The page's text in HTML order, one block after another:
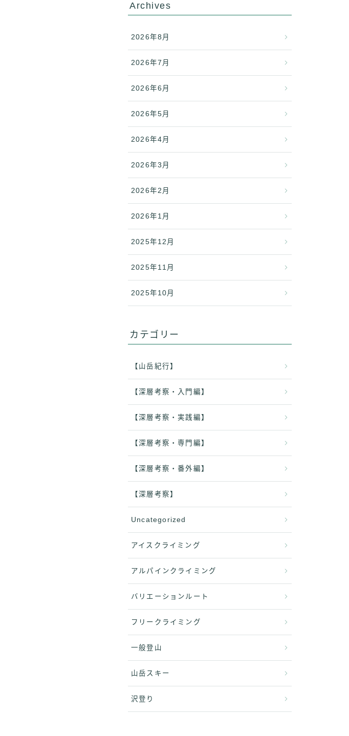
Archives
2026年8月
2026年7月
2026年6月
2026年5月
2026年4月
2026年3月
2026年2月
2026年1月
2025年12月
2025年11月
2025年10月
カテゴリー
【山岳紀行】
【深層考察・入門編】
【深層考察・実践編】
【深層考察・専門編】
【深層考察・番外編】
【深層考察】
Uncategorized
アイスクライミング
アルパインクライミング
バリエーションルート
フリークライミング
一般登山
山岳スキー
沢登り